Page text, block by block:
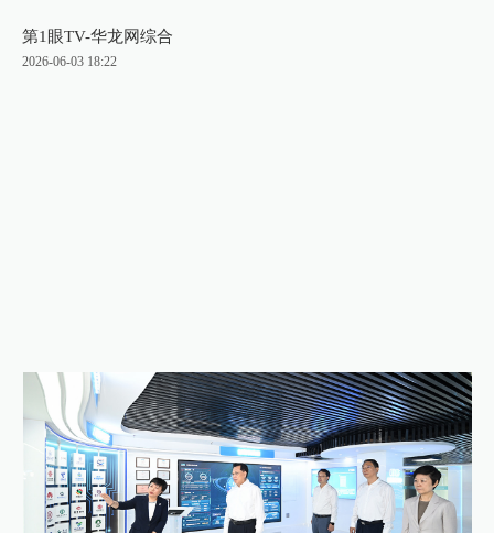
第1眼TV-华龙网综合
2026-06-03 18:22